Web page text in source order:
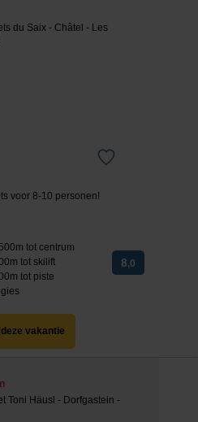
voor 8-10 personen!
tot centrum
tot skilift
tot piste
8,0
vakantie